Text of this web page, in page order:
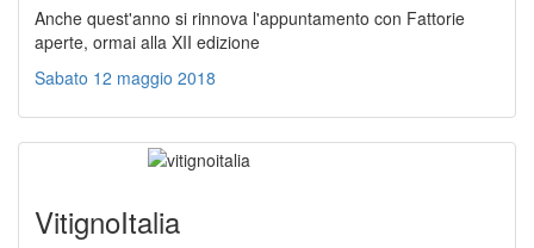
Anche quest'anno si rinnova l'appuntamento con Fattorie
aperte, ormai alla XII edizione
Sabato 12 maggio 2018
VitignoItalia